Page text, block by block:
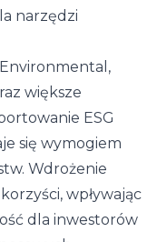
narzędzi
większe
ESG
się wymogiem
Wdrożenie
wpływając
dla inwestorów